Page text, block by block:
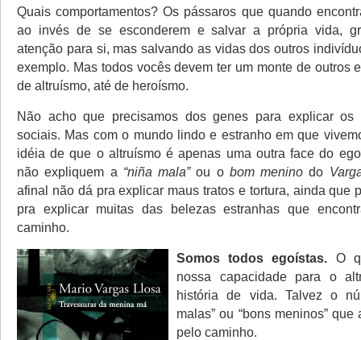
Quais comportamentos? Os pássaros que quando
ao invés de se esconderem e salvar a própria vida,
atenção para si, mas salvando as vidas dos outros
exemplo. Mas todos vocês devem ter um monte de outros
de altruísmo, até de heroísmo.
Não acho que precisamos dos genes para explicar os
sociais. Mas com o mundo lindo e estranho em que
idéia de que o altruísmo é apenas uma outra face do
não expliquem a “niña mala”ou o bom menino do
afinal não dá pra explicar maus tratos e tortura, ainda que
pra explicar muitas das belezas estranhas que
caminho.
Somos todos egoístas. O
nossa capacidade para o
história de vida. Talvez o
malas” ou “bons meninos”
pelo caminho.